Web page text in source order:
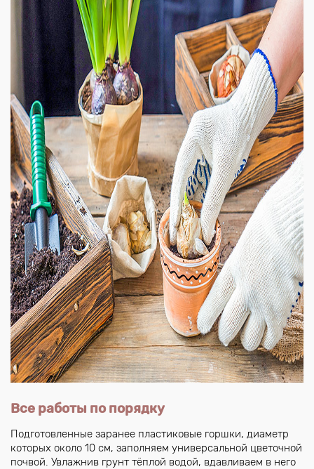
Все работы по порядку
Подготовленные заранее пластиковые горшки, диаметр
которых около 10 см, заполняем универсальной цветочной
почвой. Увлажнив грунт тёплой водой, вдавливаем в него